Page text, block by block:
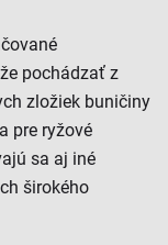
pochádzať z
zložiek buničiny
pre ryžové
sa aj iné
širokého